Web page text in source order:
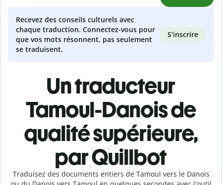
Recevez des conseils culturels avec
chaque traduction. Connectez-vous pour
que vos mots résonnent, pas seulement
se traduisent.
S’inscrire
Un traducteur
Tamoul-Danois de
qualité supérieure,
par Quillbot
Traduisez des documents entiers de Tamoul vers le Danois